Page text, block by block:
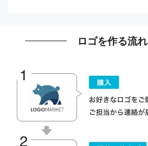
ロゴを作る流れ